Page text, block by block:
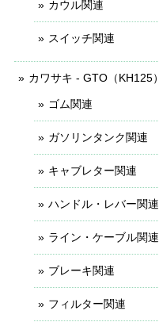
カウル関連
スイッチ関連
カワサキ - GTO（KH125）
ゴム関連
ガソリンタンク関連
キャブレター関連
ハンドル・レバー関連
ライン・ケーブル関連
ブレーキ関連
フィルター関連